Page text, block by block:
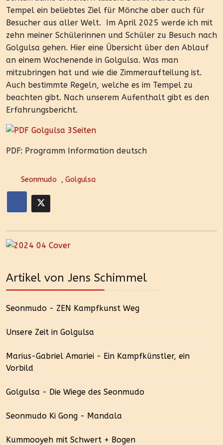
Tempel ein beliebtes Ziel für Mönche aber auch für
Besucher aus aller Welt. Im April 2025 werde ich mit
zehn meiner Schülerinnen und Schüler zu Besuch nach
Golgulsa gehen. Hier eine Übersicht über den Ablauf
an einem Wochenende in Golgulsa. Was man
mitzubringen hat und wie die Zimmeraufteilung ist.
Auch bestimmte Regeln, welche es im Tempel zu
beachten gibt. Nach unserem Aufenthalt gibt es den
Erfahrungsbericht.
PDF: Programm Information deutsch
Seonmudo , Golgulsa
Artikel von Jens Schimmel
Seonmudo - ZEN Kampfkunst Weg
Unsere Zeit in Golgulsa
Marius-Gabriel Amariei - Ein Kampfkünstler, ein
Vorbild
Golgulsa - Die Wiege des Seonmudo
Seonmudo Ki Gong - Mandala
Kummooyeh mit Schwert + Bogen